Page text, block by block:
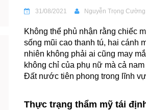
31/08/2021 Nguyễn Trọng Cường
Không thể phủ nhận rằng chiếc
sống mũi cao thanh tú, hai cánh
nhiên không phải ai cũng may
không chỉ của phụ nữ mà cả
Đất nước tiên phong trong lĩnh
Thực trạng thẩm mỹ tái